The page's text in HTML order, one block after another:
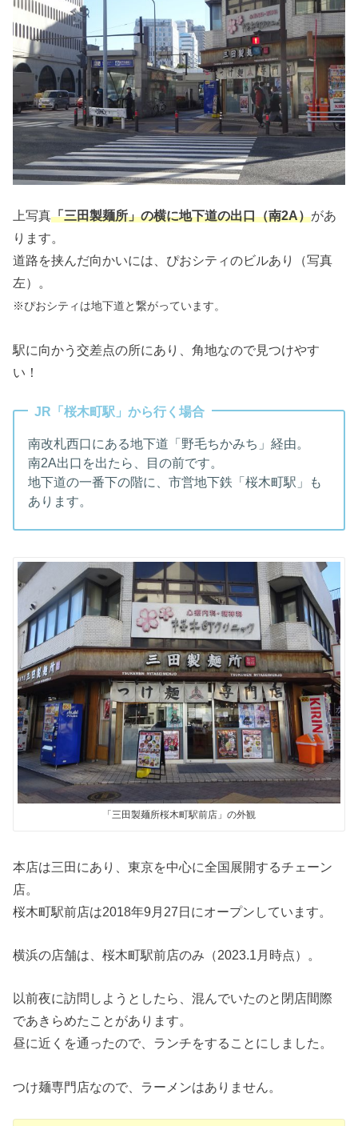
上写真「三田製麺所」の横に地下道の出口（南2A）があ
ります。
道路を挟んだ向かいには、ぴおシティのビルあり（写真
左）。
※ぴおシティは地下道と繋がっています。
駅に向かう交差点の所にあり、角地なので見つけやす
い！
JR「桜木町駅」から行く場合
南改札西口にある地下道「野毛ちかみち」経由。
南2A出口を出たら、目の前です。
地下道の一番下の階に、市営地下鉄「桜木町駅」も
あります。
「三田製麺所桜木町駅前店」の外観
本店は三田にあり、東京を中心に全国展開するチェーン
店。
桜木町駅前店は2018年9月27日にオープンしています。
横浜の店舗は、桜木町駅前店のみ（2023.1月時点）。
以前夜に訪問しようとしたら、混んでいたのと閉店間際
であきらめたことがあります。
昼に近くを通ったので、ランチをすることにしました。
つけ麺専門店なので、ラーメンはありません。